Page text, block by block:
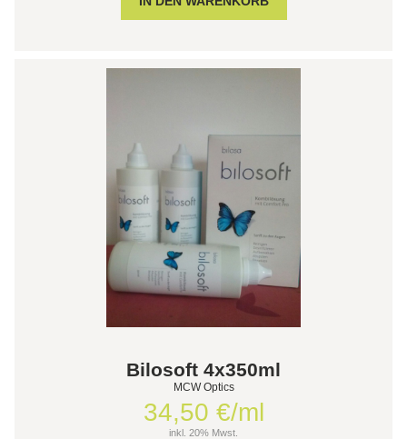
Bilosoft 4x350ml
MCW Optics
34,50 €/ml
inkl. 20% Mwst.